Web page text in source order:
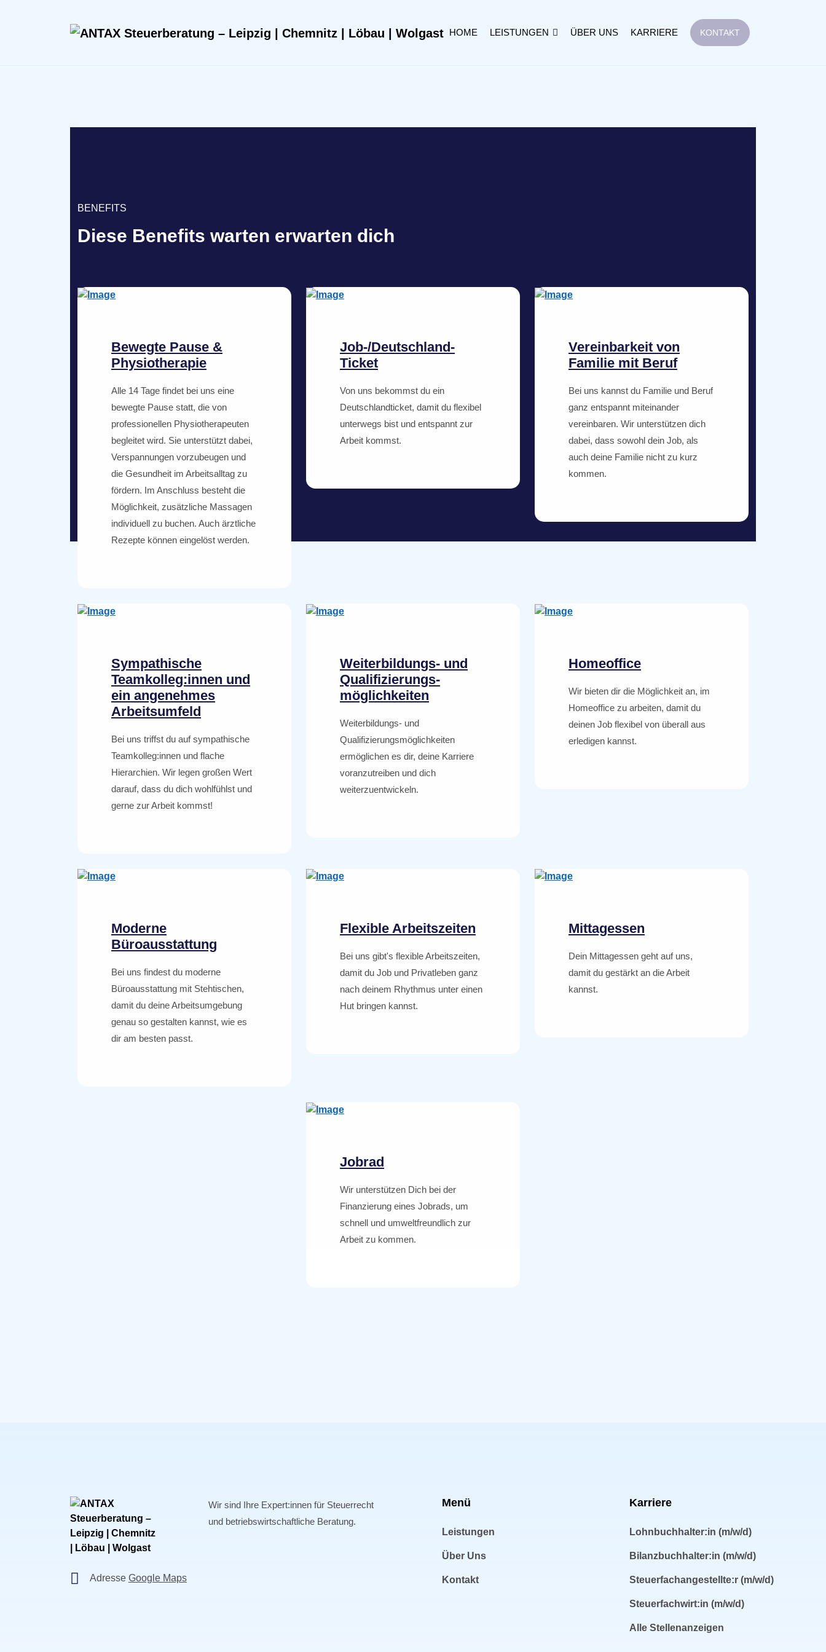
HOME LEISTUNGEN ÜBER UNS KARRIERE KONTAKT
BENEFITS
Diese Benefits warten erwarten dich
Bewegte Pause &
Physiotherapie
Alle 14 Tage findet bei uns eine
bewegte Pause statt, die von
professionellen Physiotherapeuten
begleitet wird. Sie unterstützt dabei,
Verspannungen vorzubeugen und
die Gesundheit im Arbeitsalltag zu
fördern. Im Anschluss besteht die
Möglichkeit, zusätzliche Massagen
individuell zu buchen. Auch ärztliche
Rezepte können eingelöst werden.
Job-/Deutschland-
Ticket
Von uns bekommst du ein
Deutschlandticket, damit du flexibel
unterwegs bist und entspannt zur
Arbeit kommst.
Vereinbarkeit von
Familie mit Beruf
Bei uns kannst du Familie und Beruf
ganz entspannt miteinander
vereinbaren. Wir unterstützen dich
dabei, dass sowohl dein Job, als
auch deine Familie nicht zu kurz
kommen.
Sympathische
Teamkolleg:innen und
ein angenehmes
Arbeitsumfeld
Bei uns triffst du auf sympathische
Teamkolleg:innen und flache
Hierarchien. Wir legen großen Wert
darauf, dass du dich wohlfühlst und
gerne zur Arbeit kommst!
Weiterbildungs- und
Qualifizierungs­
möglichkeiten
Weiterbildungs- und
Qualifizierungsmöglichkeiten
ermöglichen es dir, deine Karriere
voranzutreiben und dich
weiterzuentwickeln.
Homeoffice
Wir bieten dir die Möglichkeit an, im
Homeoffice zu arbeiten, damit du
deinen Job flexibel von überall aus
erledigen kannst.
Moderne
Büroausstattung
Bei uns findest du moderne
Büroausstattung mit Stehtischen,
damit du deine Arbeitsumgebung
genau so gestalten kannst, wie es
dir am besten passt.
Flexible Arbeitszeiten
Bei uns gibt's flexible Arbeitszeiten,
damit du Job und Privatleben ganz
nach deinem Rhythmus unter einen
Hut bringen kannst.
Mittagessen
Dein Mittagessen geht auf uns,
damit du gestärkt an die Arbeit
kannst.
Jobrad
Wir unterstützen Dich bei der
Finanzierung eines Jobrads, um
schnell und umweltfreundlich zur
Arbeit zu kommen.
Adresse Google Maps
Wir sind Ihre Expert:innen für Steuerrecht
und betriebswirtschaftliche Beratung.
Menü
Leistungen
Über Uns
Kontakt
Karriere
Lohnbuchhalter:in (m/w/d)
Bilanzbuchhalter:in (m/w/d)
Steuerfach­angestellte:r (m/w/d)
Steuerfachwirt:in (m/w/d)
Alle Stellenanzeigen